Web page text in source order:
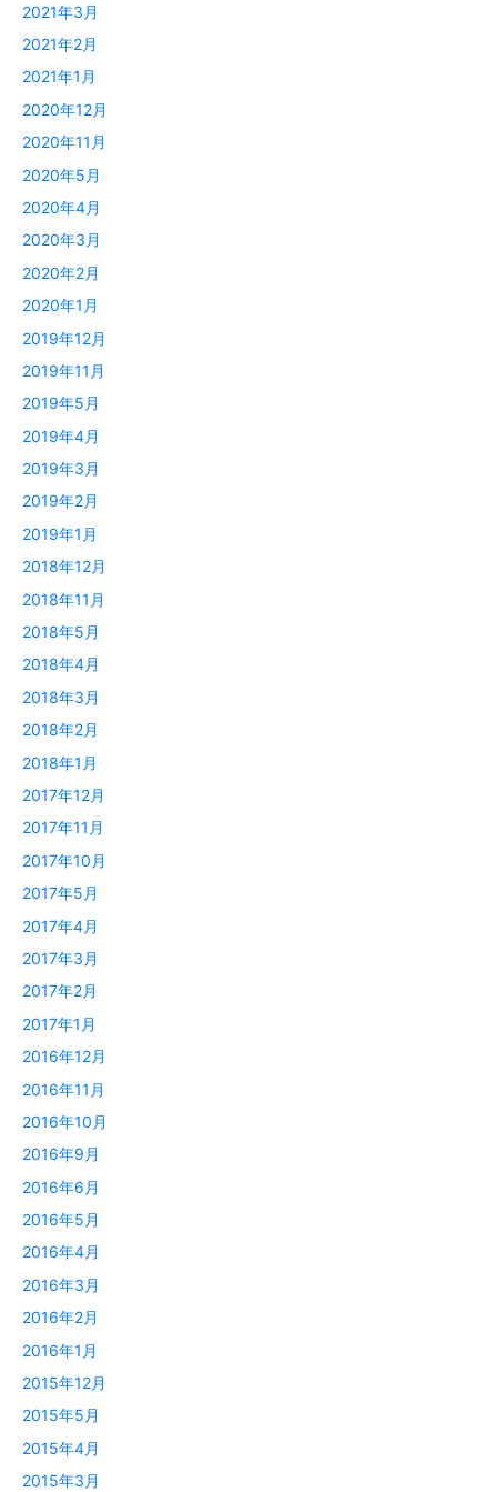
2021年3月
2021年2月
2021年1月
2020年12月
2020年11月
2020年5月
2020年4月
2020年3月
2020年2月
2020年1月
2019年12月
2019年11月
2019年5月
2019年4月
2019年3月
2019年2月
2019年1月
2018年12月
2018年11月
2018年5月
2018年4月
2018年3月
2018年2月
2018年1月
2017年12月
2017年11月
2017年10月
2017年5月
2017年4月
2017年3月
2017年2月
2017年1月
2016年12月
2016年11月
2016年10月
2016年9月
2016年6月
2016年5月
2016年4月
2016年3月
2016年2月
2016年1月
2015年12月
2015年5月
2015年4月
2015年3月